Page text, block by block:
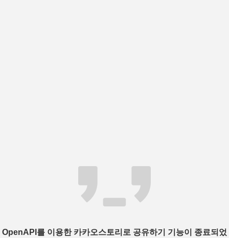
OpenAPI를 이용한 카카오스토리로 공유하기 기능이 종료되었